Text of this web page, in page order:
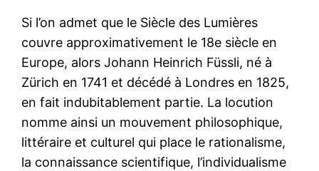
Si l’on admet que le Siècle des Lumières
couvre approximativement le 18e siècle en
Europe, alors Johann Heinrich Füssli, né à
Zürich en 1741 et décédé à Londres en 1825,
en fait indubitablement partie. La locution
nomme ainsi un mouvement philosophique,
littéraire et culturel qui place le rationalisme,
la connaissance scientifique, l’individualisme